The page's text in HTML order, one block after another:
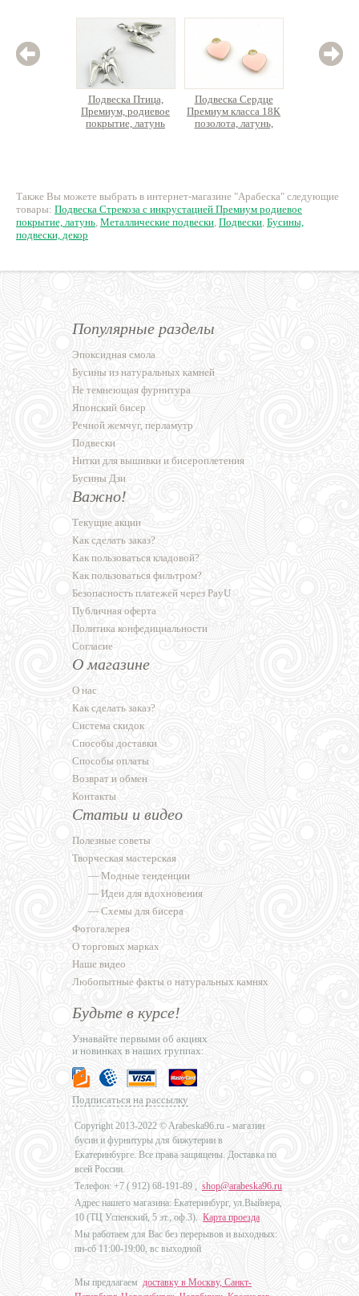
Подвеска Птица,
Премиум, родиевое
покрытие, латунь
Подвеска Сердце
Премиум класса 18К
позолота, латунь,
Также Вы можете выбрать в интернет-магазине "Арабеска" следующие
товары: Подвеска Стрекоза с инкрустацией Премиум родиевое
покрытие, латунь, Металлические подвески, Подвески, Бусины,
подвески, декор
Популярные разделы
Эпоксидная смола
Бусины из натуральных камней
Не темнеющая фурнитура
Японский бисер
Речной жемчуг, перламутр
Подвески
Нитки для вышивки и бисероплетения
Бусины Дзи
Важно!
Текущие акции
Как сделать заказ?
Как пользоваться кладовой?
Как пользоваться фильтром?
Безопасность платежей через PayU
Публичная оферта
Политика конфедициальности
Согласие
О магазине
О нас
Как сделать заказ?
Система скидок
Способы доставки
Способы оплаты
Возврат и обмен
Контакты
Статьи и видео
Полезные советы
Творческая мастерская
— Модные тенденции
— Идеи для вдохновения
— Схемы для бисера
Фотогалерея
О торговых марках
Наше видео
Любопытные факты о натуральных камнях
Будьте в курсе!
Узнавайте первыми об акциях
и новинках в наших группах:
Подписаться на рассылку
Copyright 2013-2022 © Arabeska96.ru - магазин
бусин и фурнитуры для бижутерии в
Екатеринбурге. Все права защищены. Доставка по
всей России.
Телефон: +7 ( 912) 68-191-89 , shop@arabeska96.ru
Адрес нашего магазина: Екатеринбург, ул.Выйнера,
10 (ТЦ Успенский, 5 эт., оф.3). Карта проезда
Мы работаем для Вас без перерывов и выходных:
пн-сб 11:00-19:00, вс выходной
Мы предлагаем доставку в Москву, Санкт-